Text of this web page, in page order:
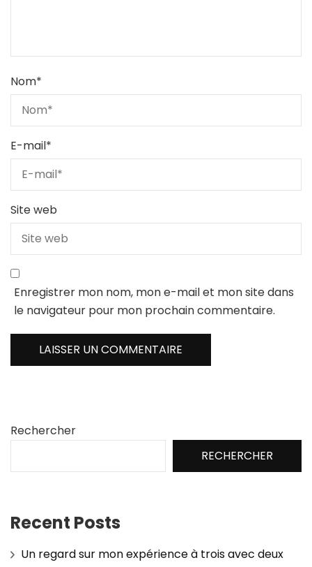
Nom*
E-mail*
Site web
Enregistrer mon nom, mon e-mail et mon site dans
le navigateur pour mon prochain commentaire.
Rechercher
RECHERCHER
Recent Posts
Un regard sur mon expérience à trois avec deux